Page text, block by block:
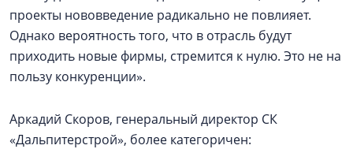
проекты нововведение радикально не повлияет.
Однако вероятность того, что в отрасль будут
приходить новые фирмы, стремится к нулю. Это не на
пользу конкуренции».
Аркадий Скоров, генеральный директор СК
«Дальпитерстрой», более категоричен: